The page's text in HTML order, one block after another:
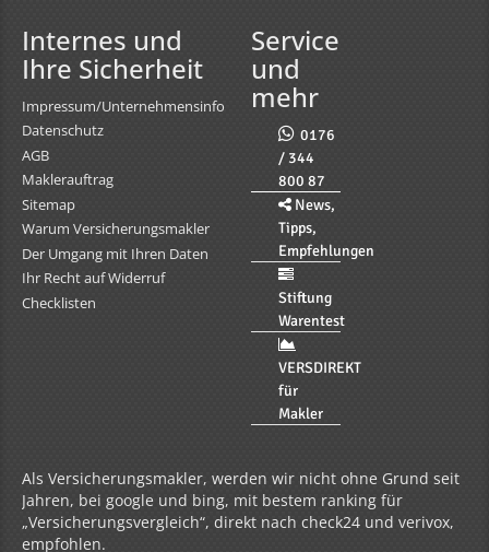
Internes und
Ihre Sicherheit
Impressum/Unternehmensinfo
Datenschutz
AGB
Maklerauftrag
Sitemap
Warum Versicherungsmakler
Der Umgang mit Ihren Daten
Ihr Recht auf Widerruf
Checklisten
Service
und
mehr
0176
/ 344
800 87
News,
Tipps,
Empfehlungen
Stiftung
Warentest
VERSDIREKT
für
Makler
Als Versicherungsmakler, werden wir nicht ohne Grund seit
Jahren, bei google und bing, mit bestem ranking für
„Versicherungsvergleich“, direkt nach check24 und verivox,
empfohlen.